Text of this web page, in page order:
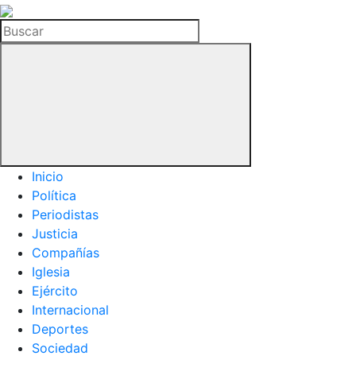
La
Hemeroteca
del
Buscar
Inicio
Política
Periodistas
Justicia
Compañías
Iglesia
Ejército
Internacional
Deportes
Sociedad